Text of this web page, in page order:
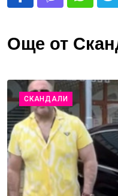
Още от
СКАНДАЛИ